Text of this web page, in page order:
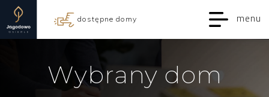
menu
dostępne domy
Wybrany dom